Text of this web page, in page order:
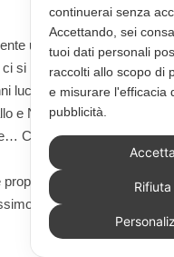
uno di quei viaggi che
si prepara per bene ad
luce dal nostro.
e Namibia sono anche le
Chissà se e quando
la varietà dei cibi alla
continuerai senza
Accettando, sei
tuoi dati personali
raccolti allo scopo di
e misurare l'efficacia
pubblicità.
Accetta
Rifiuta